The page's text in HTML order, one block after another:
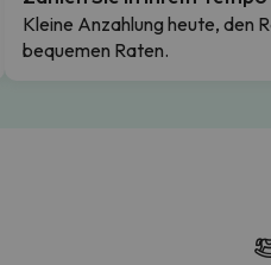
Kleine Anzahlung heute, den
bequemen Raten.